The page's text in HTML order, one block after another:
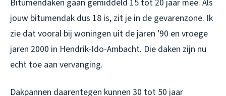
Bitumendaken gaan gemiddeld 15 tot 20 jaar mee. Als
jouw bitumendak dus 18 is, zit je in de gevarenzone. Ik
zie dat vooral bij woningen uit de jaren ’90 en vroege
jaren 2000 in Hendrik-Ido-Ambacht. Die daken zijn nu
echt toe aan vervanging.
Dakpannen daarentegen kunnen 30 tot 50 jaar